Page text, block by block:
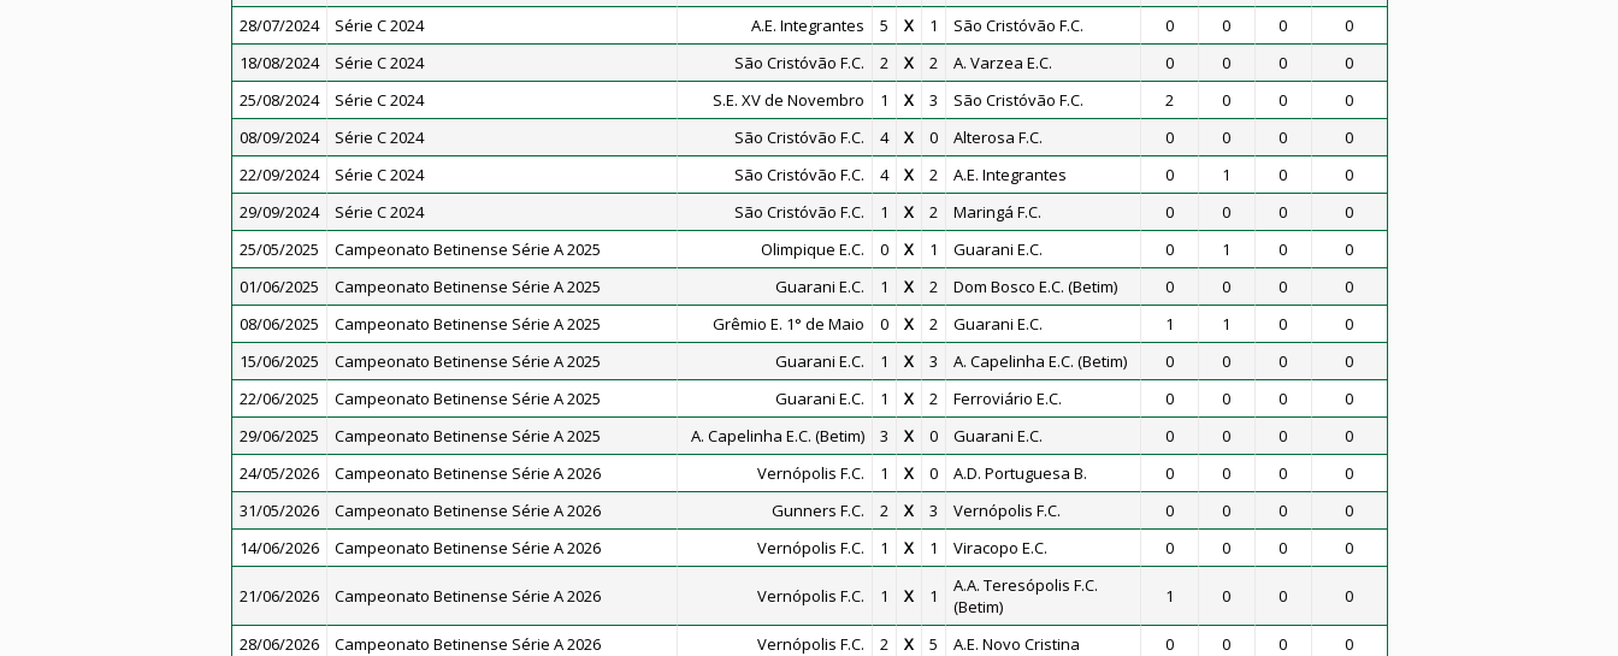
28/07/2024
Série C 2024 A.E. Integrantes 5 X 1 São Cristóvão F.C. 0 0 0
0
18/08/2024
Série C 2024 São Cristóvão F.C. 2 X 2 A. Varzea E.C. 0 0 0
0
25/08/2024
Série C 2024 S.E. XV de Novembro 1 X 3 São Cristóvão F.C. 2 0 0
0
08/09/2024
Série C 2024 São Cristóvão F.C. 4 X 0 Alterosa F.C. 0 0 0
0
22/09/2024
Série C 2024 São Cristóvão F.C. 4 X 2 A.E. Integrantes 0 1 0
0
29/09/2024
Série C 2024 São Cristóvão F.C. 1 X 2 Maringá F.C. 0 0 0
0
25/05/2025
Campeonato Betinense Série A 2025 Olimpique E.C. 0 X 1 Guarani E.C. 0 1 0
0
01/06/2025
Campeonato Betinense Série A 2025 Guarani E.C. 1 X 2 Dom Bosco E.C. (Betim) 0 0 0
0
08/06/2025
Campeonato Betinense Série A 2025 Grêmio E. 1° de Maio 0 X 2 Guarani E.C. 1 1 0
0
15/06/2025
Campeonato Betinense Série A 2025 Guarani E.C. 1 X 3 A. Capelinha E.C. (Betim) 0 0 0
0
22/06/2025
Campeonato Betinense Série A 2025 Guarani E.C. 1 X 2 Ferroviário E.C. 0 0 0
0
29/06/2025
Campeonato Betinense Série A 2025 A. Capelinha E.C. (Betim) 3 X 0 Guarani E.C. 0 0 0
0
24/05/2026
Campeonato Betinense Série A 2026 Vernópolis F.C. 1 X 0 A.D. Portuguesa B. 0 0 0
0
31/05/2026
Campeonato Betinense Série A 2026 Gunners F.C. 2 X 3 Vernópolis F.C. 0 0 0
0
14/06/2026
Campeonato Betinense Série A 2026 Vernópolis F.C. 1 X 1 Viracopo E.C. 0 0 0 0
21/06/2026 Campeonato Betinense Série A 2026 Vernópolis F.C. 1 X 1
A.A. Teresópolis F.C.
(Betim)
1 0 0 0
28/06/2026 Campeonato Betinense Série A 2026 Vernópolis F.C. 2 X 5 A.E. Novo Cristina 0 0 0 0